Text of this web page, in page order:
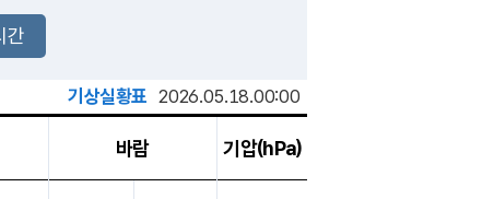
-mm
간
기상실황표 2026.05.18.00:00
바람 기압(hPa)